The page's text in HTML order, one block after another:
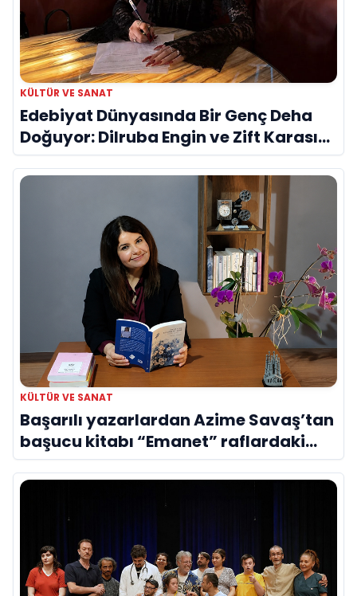
KÜLTÜR VE SANAT
Edebiyat Dünyasında Bir Genç Deha
Doğuyor: Dilruba Engin ve Zift Karası
Evreni ‘AVENOİR’
KÜLTÜR VE SANAT
Başarılı yazarlardan Azime Savaş’tan
başucu kitabı “Emanet” raflardaki
yerini aldı